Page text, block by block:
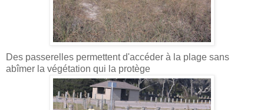
Des passerelles permettent d'accéder à la plage sans
abîmer la végétation qui la protège